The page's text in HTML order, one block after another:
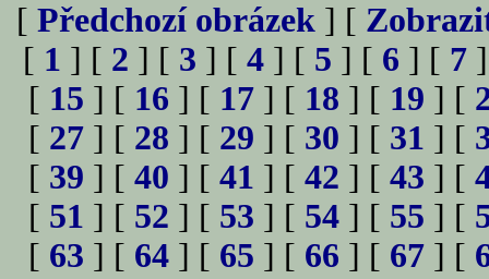
[ Předchozí obrázek ] [
[ 1 ] [ 2 ] [ 3 ] [ 4 ] [ 5 ] [ 6 ] [ 7
[ 15 ] [ 16 ] [ 17 ] [ 18 ] [ 19 ] [
[ 27 ] [ 28 ] [ 29 ] [ 30 ] [ 31 ] [
[ 39 ] [ 40 ] [ 41 ] [ 42 ] [ 43 ] [
[ 51 ] [ 52 ] [ 53 ] [ 54 ] [ 55 ] [
[ 63 ] [ 64 ] [ 65 ] [ 66 ] [ 67 ] [